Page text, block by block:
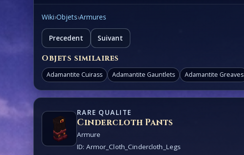
Wiki›Objets›Armures
Precedent Suivant
Objets similaires
Adamantite Cuirass Adamantite Gauntlets Adamantite Greaves
RARE QUALITE
Cindercloth Pants
Armure
ID: Armor_Cloth_Cindercloth_Legs